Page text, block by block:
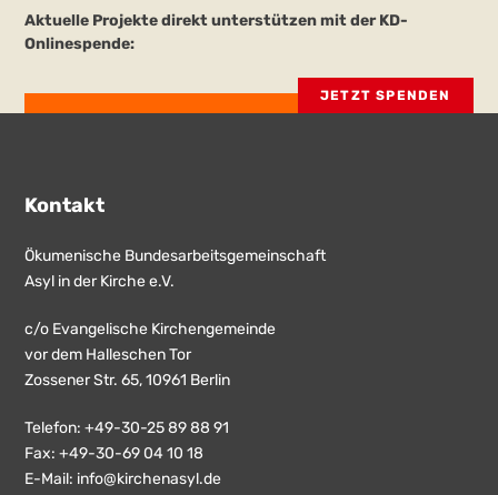
Aktuelle Projekte direkt unterstützen mit der KD-
Onlinespende:
JETZT SPENDEN
Kontakt
Ökumenische Bundesarbeitsgemeinschaft
Asyl in der Kirche e.V.
c/o Evangelische Kirchengemeinde
vor dem Halleschen Tor
Zossener Str. 65, 10961 Berlin
Telefon: +49-30-25 89 88 91
Fax: +49-30-69 04 10 18
E-Mail: info@kirchenasyl.de